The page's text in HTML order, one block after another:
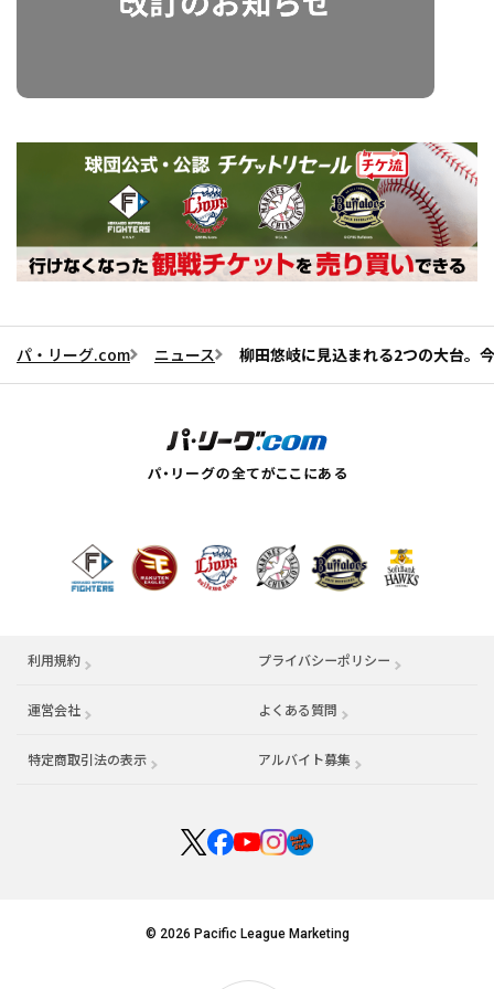
パ・リーグ.com ニュース 柳田悠岐に見込まれる2つの大台
利用規約 プライバシーポリシー
運営会社 （別ウィンドウで開く） よくある質問
特定商取引法の表示 アルバイト募集 （別ウィンドウで開く
© 2026 Pacific League Marketing